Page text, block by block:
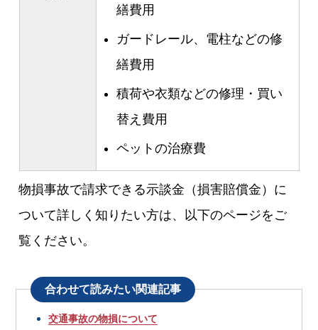
繕費用
ガードレール、電柱などの修
繕費用
積荷や衣類などの修理・買い
替え費用
ペットの治療費
物損事故で請求できる示談金（損害賠償金）に
ついて詳しく知りたい方は、以下のページをご
覧ください。
合わせて読みたい関連記事
交通事故の物損について